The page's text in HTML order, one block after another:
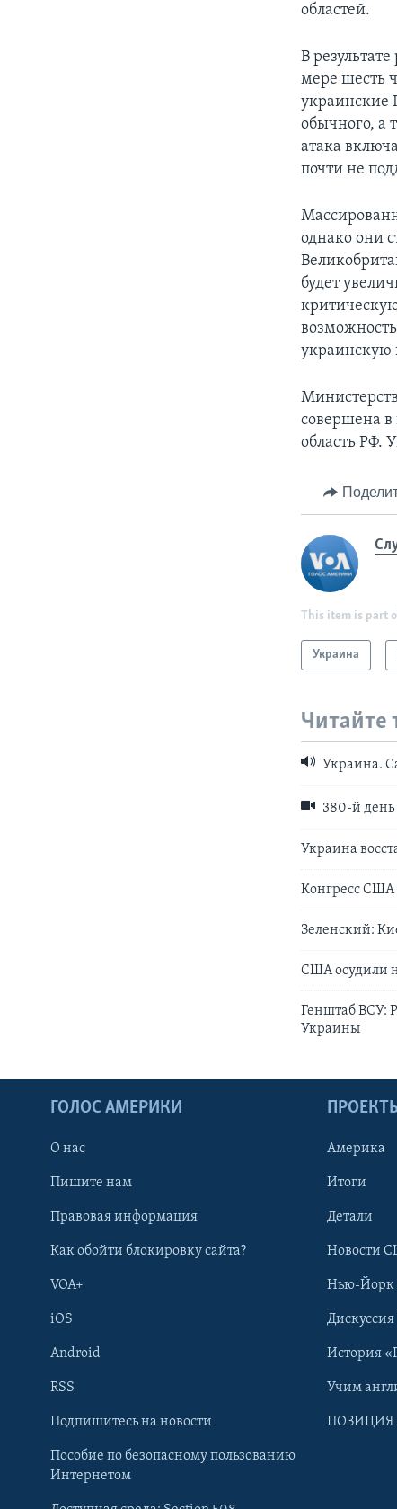
Learning English
областей.
В
мере шесть
украинские
обычного, а
атака
почти не
однако они
будет
украинскую
совершена в
область РФ.
This item is part
Украина
Читайте
Украина.
380-й
Украина
Конгресс США
Зеленский:
США осудили
Генштаб ВСУ:
Украины
ГОЛОС АМЕРИКИ
О нас
Пишите нам
Правовая информация
Как обойти блокировку сайта?
VOA+
iOS
Android
RSS
Подпишитесь на новости
Пособие по безопасному пользованию
Интернетом
ПРОЕКТЫ
Америка
Итоги
Детали
Новости
Нью-Йорк
Дискуссия
История
Учим
ПОЗИЦИЯ